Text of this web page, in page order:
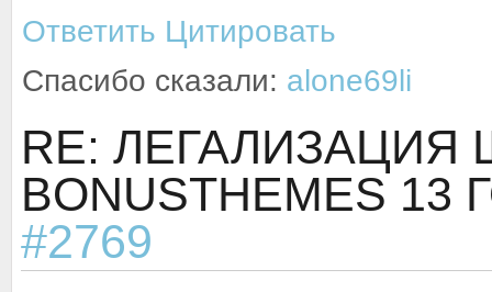
Ответить Цитировать
Спасибо сказали: alone69li
RE:
BONUSTHEMES 13
#2769